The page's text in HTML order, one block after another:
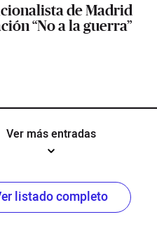
de Madrid
“No a la guerra”
Ver más entradas
listado completo